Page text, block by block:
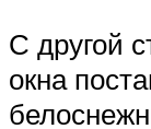
С другой
окна